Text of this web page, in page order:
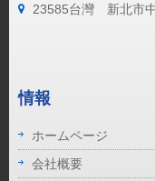
23585台灣 新北市
情報
ホームページ
会社概要